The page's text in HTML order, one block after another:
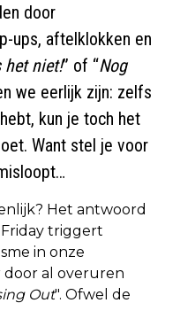
door
ups, aftelklokken en
het niet!” of “Nog
we eerlijk zijn: zelfs
kun je toch het
Want stel je voor
Het antwoord
Friday triggert
in onze
door al overuren
Out". Ofwel de